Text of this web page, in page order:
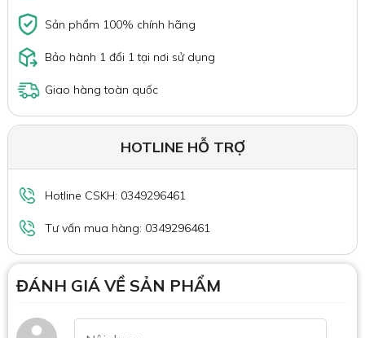
Sản phẩm 100% chính hãng
Bảo hành 1 đổi 1 tại nơi sử dụng
Giao hàng toàn quốc
HOTLINE HỖ TRỢ
Hotline CSKH: 0349296461
Tư vấn mua hàng: 0349296461
ĐÁNH GIÁ VỀ SẢN PHẨM